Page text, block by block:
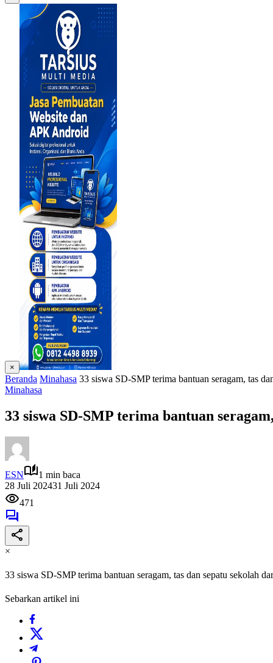
×
Beranda Minahasa 33 siswa SD-SMP terima bantuan seragam, tas
Minahasa
33 siswa SD-SMP terima bantuan
ESN
1 min baca
28 Juli 202431 Juli 2024
471
×
33 siswa SD-SMP terima bantuan seragam, tas dan sepatu sekolah
Sebarkan artikel ini